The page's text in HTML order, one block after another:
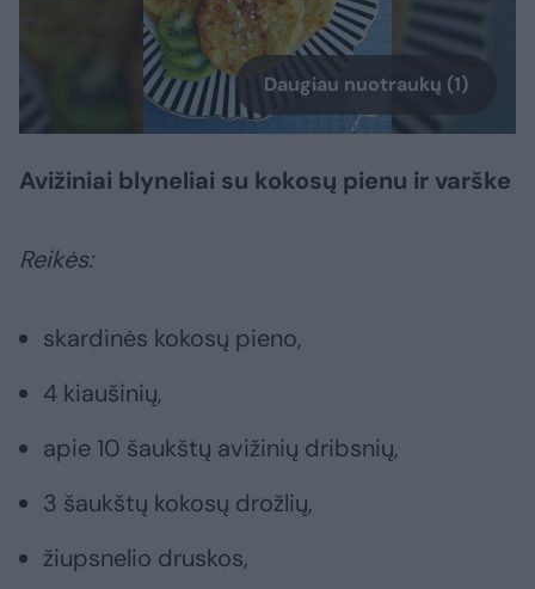
Daugiau nuotraukų (1)
Avižiniai blyneliai su kokosų pienu ir varške
Reikės:
skardinės kokosų pieno,
4 kiaušinių,
apie 10 šaukštų avižinių dribsnių,
3 šaukštų kokosų drožlių,
žiupsnelio druskos,